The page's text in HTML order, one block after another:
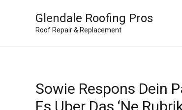
Glendale Roofing Pros
Roof Repair & Replacement
Sowie Respons Dein
Es Uber Das ‘ne